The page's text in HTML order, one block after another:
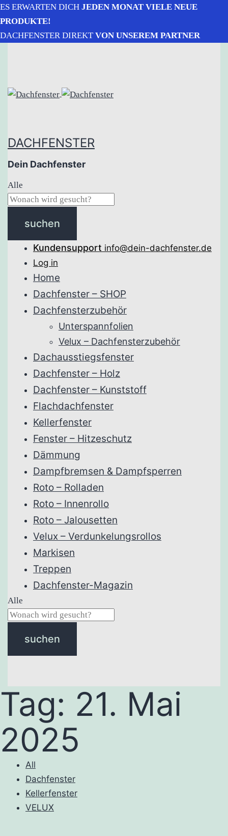
ES ERWARTEN DICH JEDEN MONAT VIELE NEUE
PRODUKTE!
DACHFENSTER DIREKTVON UNSEREM PARTNER
DACHFENSTER
Dein Dachfenster
Alle
suchen
Kundensupport info@dein-dachfenster.de
Log in
Home
Dachfenster – SHOP
Dachfensterzubehör
Unterspannfolien
Velux – Dachfensterzubehör
Dachausstiegsfenster
Dachfenster – Holz
Dachfenster – Kunststoff
Flachdachfenster
Kellerfenster
Fenster – Hitzeschutz
Dämmung
Dampfbremsen & Dampfsperren
Roto – Rolladen
Roto – Innenrollo
Roto – Jalousetten
Velux – Verdunkelungsrollos
Markisen
Treppen
Dachfenster-Magazin
Alle
suchen
Tag: 21. Mai
2025
All
Dachfenster
Kellerfenster
VELUX